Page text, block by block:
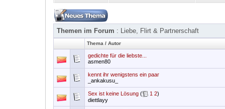
Themen im Forum : Liebe, Flirt & Partnerschaft
Thema / Autor
gedichte für die liebste...
asmen80
kennt ihr wenigstens ein paar
_ankakusu_
Sex ist keine Lösung ( 1 2)
diettlayy